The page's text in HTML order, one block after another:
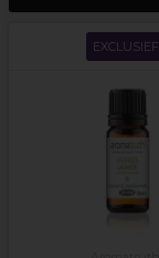
EXCLUSIEF